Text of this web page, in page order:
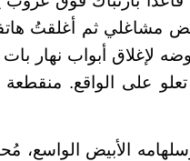
مشاغلي ثم أغلقتُ
لإغلاق أبواب نهار
على الواقع.
الأبيض الواسع،